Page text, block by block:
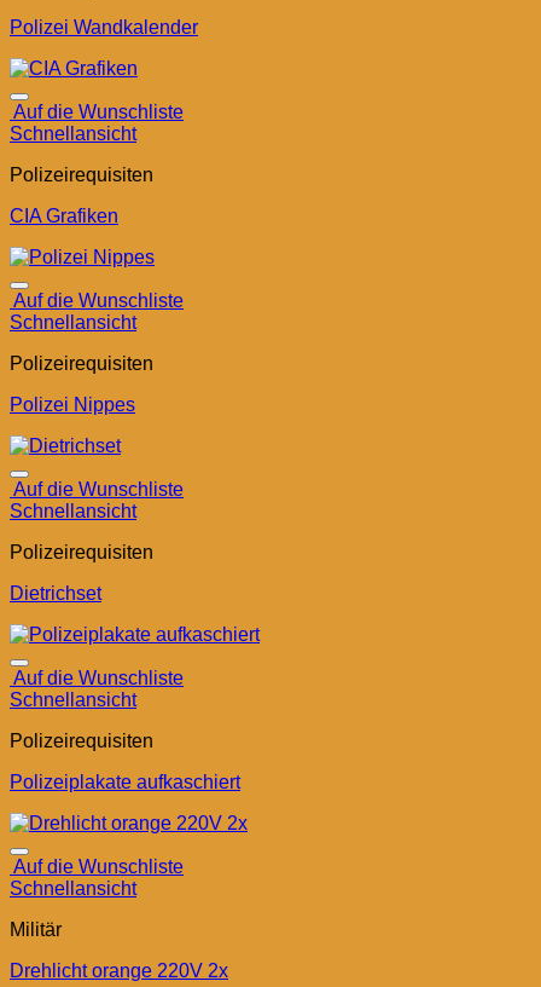
Polizei Wandkalender
Auf die Wunschliste
Schnellansicht
Polizeirequisiten
CIA Grafiken
Auf die Wunschliste
Schnellansicht
Polizeirequisiten
Polizei Nippes
Auf die Wunschliste
Schnellansicht
Polizeirequisiten
Dietrichset
Auf die Wunschliste
Schnellansicht
Polizeirequisiten
Polizeiplakate aufkaschiert
Auf die Wunschliste
Schnellansicht
Militär
Drehlicht orange 220V 2x